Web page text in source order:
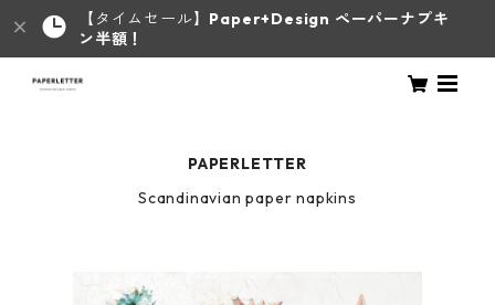
【タイムセール】 Paper+Design ペーパーナプキ
ン半額！
PAPERLETTER
Scandinavian paper napkins